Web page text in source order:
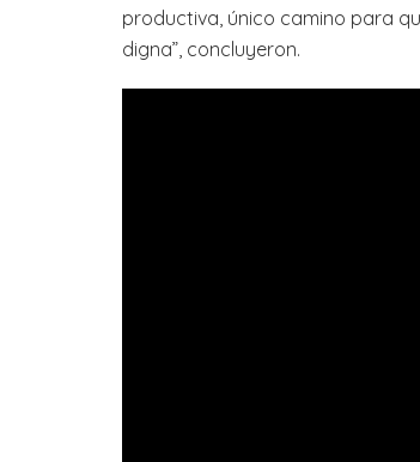
productiva, único camino para
digna”, concluyeron.